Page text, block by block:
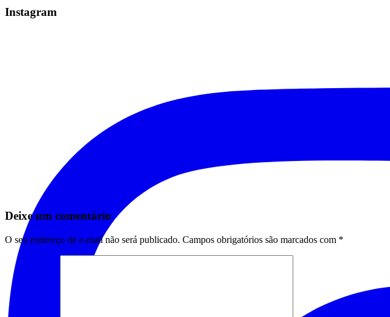
Instagram
Deixe um comentário
O seu endereço de e-mail não será publicado. Campos obrigatórios são marcados com *